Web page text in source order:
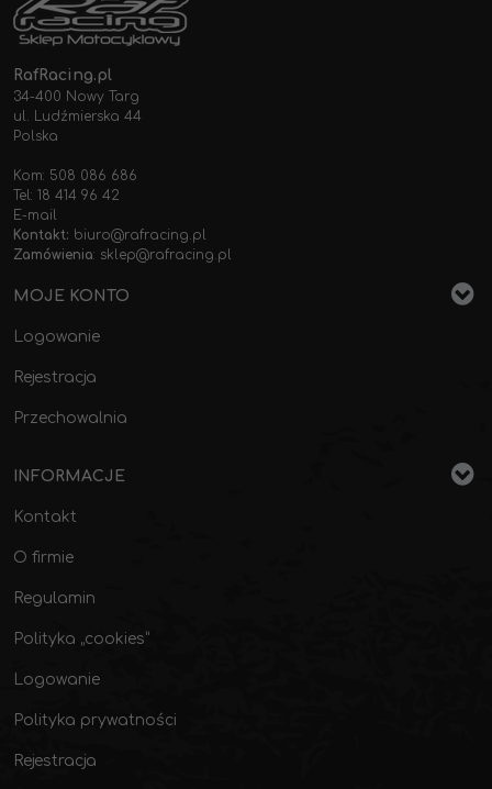
RafRacing.pl
34-400 Nowy Targ
ul. Ludźmierska 44
Polska
Kom: 508 086 686
Tel: 18 414 96 42
E-mail
Kontakt: biuro@rafracing.pl
Zamówienia: sklep@rafracing.pl
MOJE KONTO
Logowanie
Rejestracja
Przechowalnia
INFORMACJE
Kontakt
O firmie
Regulamin
Polityka „cookies”
Logowanie
Polityka prywatności
Rejestracja